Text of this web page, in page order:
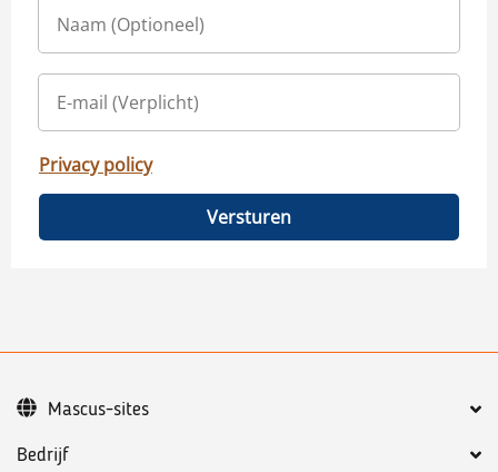
Privacy policy
Versturen
Bedrijf
Mascus-sites